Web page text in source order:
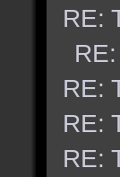
RE:
RE:
RE:
RE: